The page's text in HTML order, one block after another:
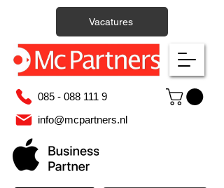
085 - 088 111 9
info@mcpartners.nl
Vacatures